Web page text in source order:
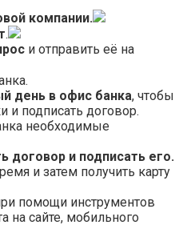
компании.
.
и отправить её на
день в офис банка, чтобы
и подписать договор.
необходимые
договор и подписать его.
и затем получить карту
помощи инструментов
на сайте, мобильного